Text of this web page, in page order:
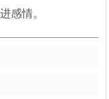
感情。